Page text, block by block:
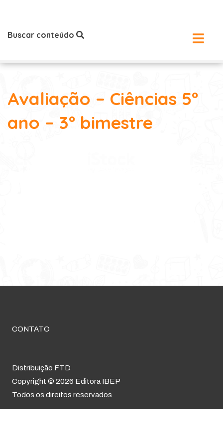
Buscar conteúdo
Avaliação – Ciências 5º
ano – 3º bimestre
CONTATO
Distribuição FTD
Copyright © 2026 Editora IBEP
Todos os direitos reservados